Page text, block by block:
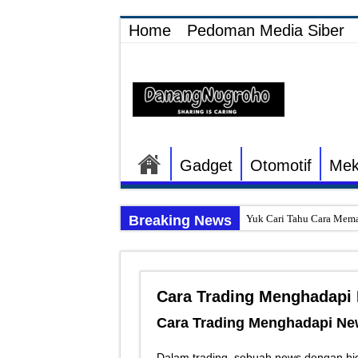
Home Pedoman Media Siber
Gadget Otomotif
Breaking News Yuk Cari Tahu Cara
Tips Memperbaiki
Penyebab Rem Susah
Tutorial Memasang
Elektronik Canggih,
Cara Trading
Cara Trading Menghadapi